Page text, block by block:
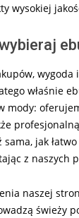
wysokiej
wygoda
właśnie
mody:
sama, jak
z naszych
naszej
świeży